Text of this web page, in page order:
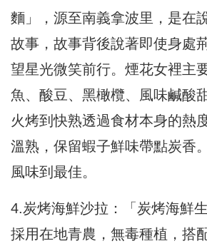
麵」，源至南義拿波里，是在
故事，故事背後說著即使身處
望星光微笑前行。煙花女裡主
魚、酸豆、黑橄欖、風味鹹酸
火烤到快熟透過食材本身的熱
溫熟，保留蝦子鮮味帶點炭香
風味到最佳。
4.炭烤海鮮沙拉：「炭烤海鮮
採用在地青農，無毒種植，搭